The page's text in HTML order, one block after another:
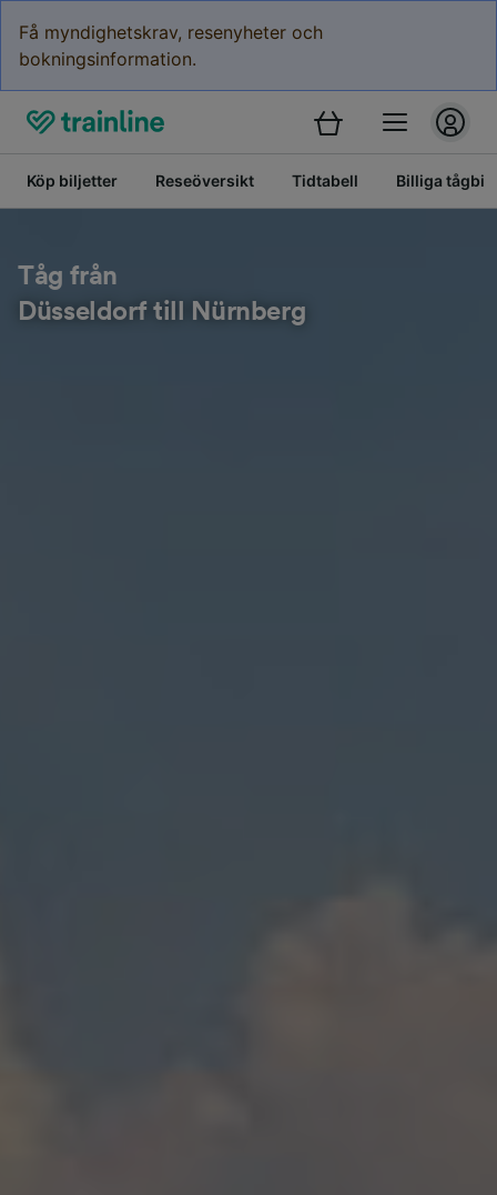
Få myndighetskrav, resenyheter och
bokningsinformation.
Köp biljetter Reseöversikt Tidtabell Billiga
Tåg från
Düsseldorf till Nürnberg